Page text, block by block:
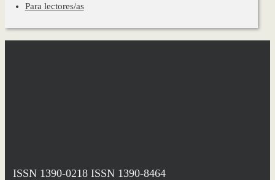
Para lectores/as
ISSN 1390-0218 ISSN 1390-8464